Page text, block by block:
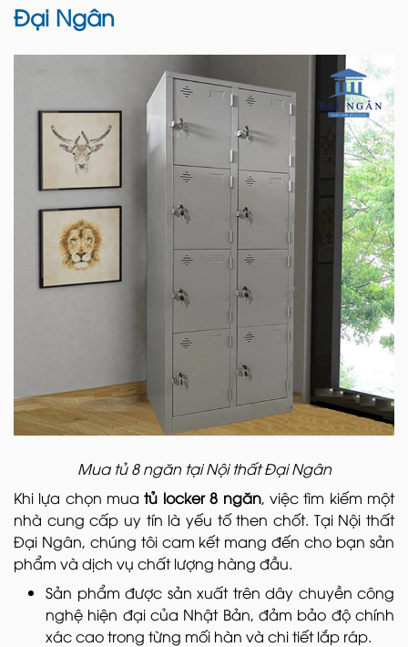
Đại Ngân
Mua tủ 8 ngăn tại Nội thất Đại Ngân
Khi lựa chọn muatủ locker 8 ngăn, việc tìm kiếm một
nhà cung cấp uy tín là yếu tố then chốt. Tại Nội thất
Đại Ngân, chúng tôi cam kết mang đến cho bạn sản
phẩm và dịch vụ chất lượng hàng đầu.
Sản phẩm được sản xuất trên dây chuyền công
nghệ hiện đại của Nhật Bản, đảm bảo độ chính
xác cao trong từng mối hàn và chi tiết lắp ráp.